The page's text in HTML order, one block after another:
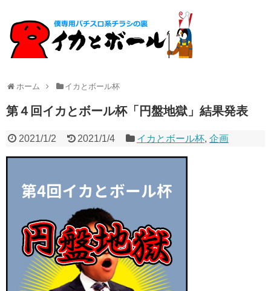
ホーム イカとボール杯
第４回イカとボール杯「円盤地獄」結果発表
2021/1/2 2021/1/4 イカとボール杯,企画